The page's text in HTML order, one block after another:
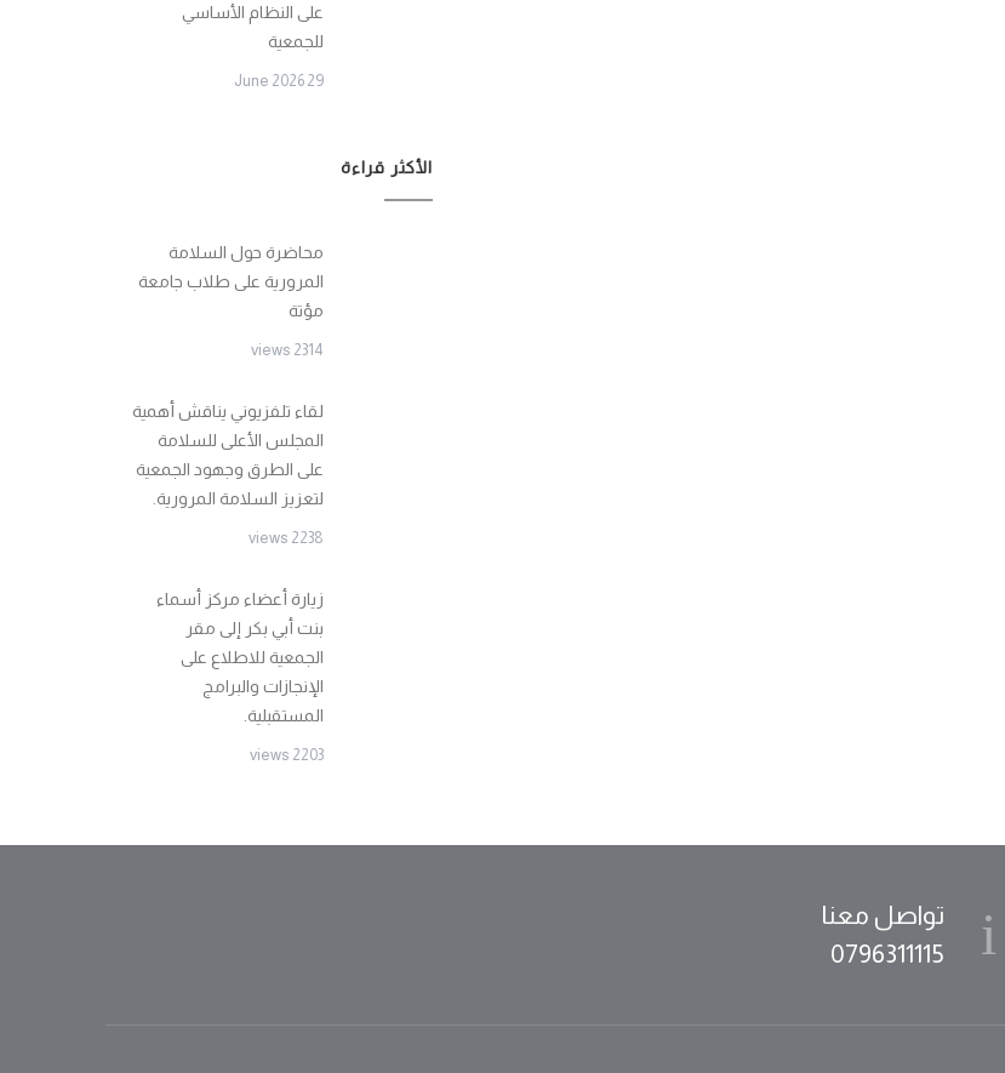
على النظام الأساسي
للجمعية
29 June 2026
الأكثر قراءة
محاضرة حول السلامة
المرورية على طلاب جامعة
مؤتة
2314 views
لقاء تلفزيوني يناقش أهمية
المجلس الأعلى للسلامة
على الطرق وجهود الجمعية
لتعزيز السلامة المرورية.
2238 views
زيارة أعضاء مركز أسماء
بنت أبي بكر إلى مقر
الجمعية للاطلاع على
الإنجازات والبرامج
المستقبلية.
2203 views
تواصل معنا
0796311115